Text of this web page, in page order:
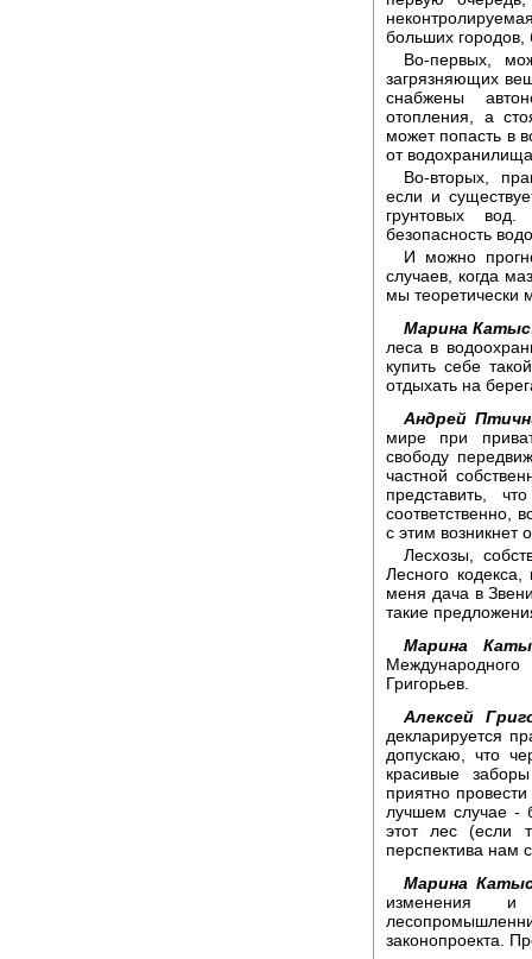
больших городов,
Во-первых,
загрязняющих
снабжены
отопления, а
может попасть в
от
Во-вторых,
если и
грунтовых
безопасность
И можно
случаев, когда
мы теоретически
Марина
леса в
купить себе
отдыхать на
Андрей
мире при
свободу
частной
представить,
соответственно,
с этим возникнет
Лесхозы,
Лесного
меня дача в
такие
Марина
Григорьев.
Алексей
декларируется
допускаю, что
красивые
приятно
лучшем случае -
этот лес (если
перспектива нам
Марина
изменения и
законопроекта.